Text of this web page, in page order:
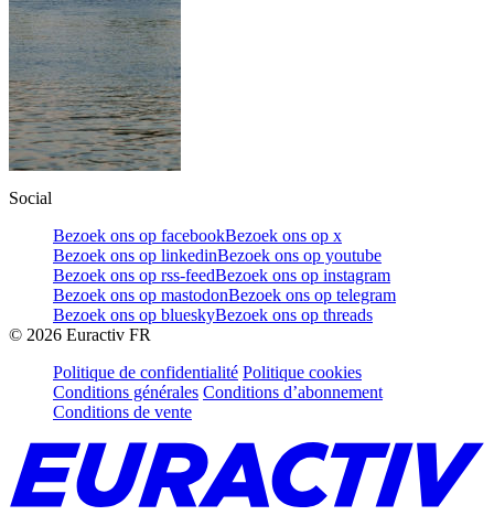
Social
Bezoek ons op facebookBezoek ons op x
Bezoek ons op linkedinBezoek ons op youtube
Bezoek ons op rss-feedBezoek ons op instagram
Bezoek ons op mastodonBezoek ons op telegram
Bezoek ons op blueskyBezoek ons op threads
© 2026 Euractiv FR
Politique de confidentialité Politique cookies
Conditions générales Conditions d’abonnement
Conditions de vente